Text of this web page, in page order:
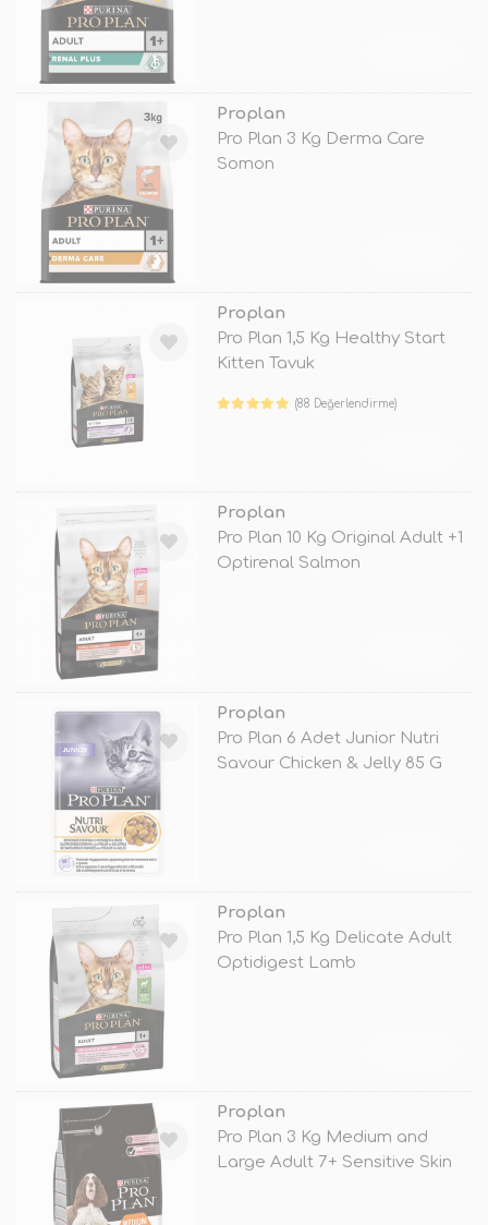
Proplan
Pro Plan 3 Kg Derma Care
Somon
Proplan
Pro Plan 1,5 Kg Healthy Start
Kitten Tavuk
(88 Değerlendirme)
Proplan
Pro Plan 10 Kg Original Adult +1
Optirenal Salmon
Proplan
Pro Plan 6 Adet Junior Nutri
Savour Chicken & Jelly 85 G
Proplan
Pro Plan 1,5 Kg Delicate Adult
Optidigest Lamb
Proplan
Pro Plan 3 Kg Medium and
Large Adult 7+ Sensitive Skin